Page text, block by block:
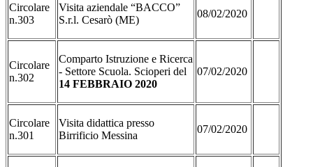
Circolare
n.303
Visita aziendale “BACCO”
S.r.l. Cesarò (ME)
08/02/2020
Circolare
n.302
Comparto Istruzione e Ricerca
- Settore Scuola. Scioperi del
14 FEBBRAIO 2020
07/02/2020
Circolare
n.301
Visita didattica presso
Birrificio Messina
07/02/2020